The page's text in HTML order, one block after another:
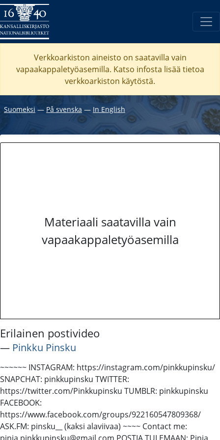
Verkkoarkiston aineisto on saatavilla vain
vapaakappaletyöasemilla. Katso infosta lisää tietoa
verkkoarkiston käytöstä.
Suomeksi ― På svenska ― In English
Materiaali saatavilla vain
vapaakappaletyöasemilla
Erilainen postivideo
― Pinkku Pinsku
~~~~~~ INSTAGRAM: https://instagram.com/pinkkupinsku/
SNAPCHAT: pinkkupinsku TWITTER:
https://twitter.com/Pinkkupinsku TUMBLR: pinkkupinsku
FACEBOOK:
https://www.facebook.com/groups/922160547809368/
ASK.FM: pinsku__ (kaksi alaviivaa) ~~~~ Contact me: